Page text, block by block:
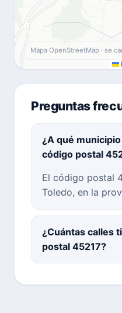
Mapa OpenStreetMap · se
Preguntas
¿A qué
código postal
El código postal
Toledo, en la
¿Cuántas calles
postal 45217?